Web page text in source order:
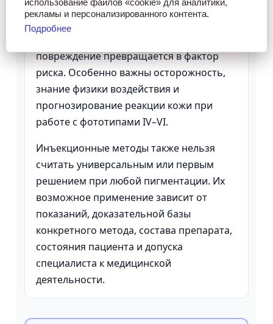
только потому, что пигмент визуально
заметен. При неправильном выборе
повреждение превращается в фактор
риска. Особенно важны осторожность,
знание физики воздействия и
прогнозирование реакции кожи при
работе с фототипами IV–VI.
Инъекционные методы также нельзя
считать универсальным или первым
решением при любой пигментации. Их
возможное применение зависит от
показаний, доказательной базы
конкретного метода, состава препарата,
состояния пациента и допуска
специалиста к медицинской
деятельности.
рекламы и персонализированного контента.
Подробнее